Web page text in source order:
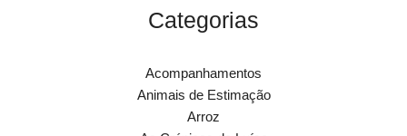
Categorias
Acompanhamentos
Animais de Estimação
Arroz